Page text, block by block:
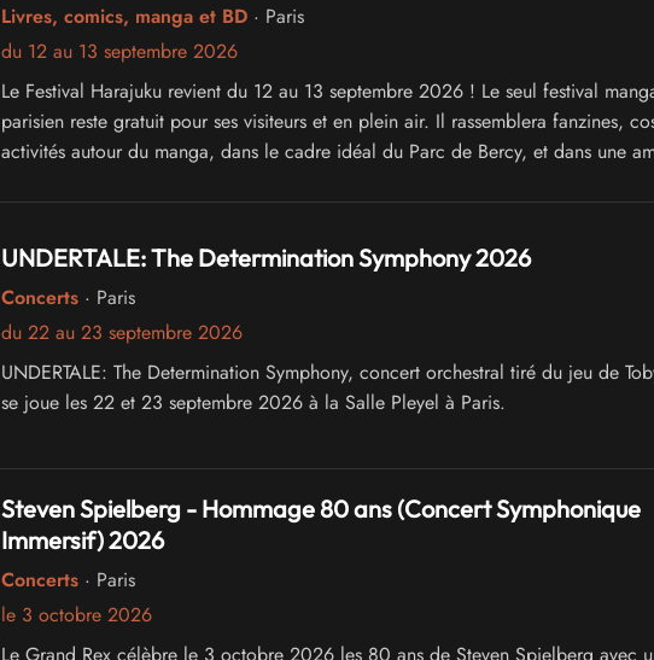
Livres, comics, manga et BD· Paris
du 12 au 13 septembre 2026
Le Festival Harajuku revient du 12 au 13 septembre 2026 ! Le seul festival
parisien reste gratuit pour ses visiteurs et en plein air. Il rassemblera fanzines,
activités autour du manga, dans le cadre idéal du Parc de Bercy, et dans une
UNDERTALE: The Determination Symphony 2026
Concerts· Paris
du 22 au 23 septembre 2026
UNDERTALE: The Determination Symphony, concert orchestral tiré du jeu de
se joue les 22 et 23 septembre 2026 à la Salle Pleyel à Paris.
Steven Spielberg - Hommage 80 ans (Concert Symphonique
Immersif) 2026
Concerts· Paris
le 3 octobre 2026